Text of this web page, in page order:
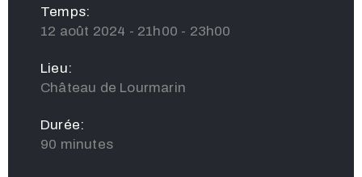
Temps:
12 août 2024 - 21h00 - 23h00
Lieu:
Château de Lourmarin
Durée:
90 minutes